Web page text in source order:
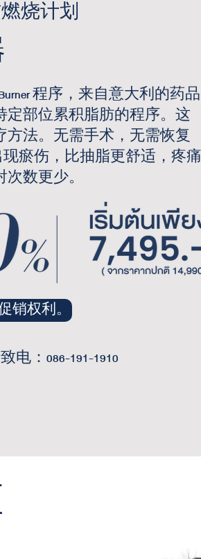
烧计划
Burner 程序，来自意大利的药品
定部位累积脂肪的程序。这
方法。无需手术，无需恢复
现瘀伤，比抽脂更舒适，疼痛
数更少。
销权利。
：086-191-1910